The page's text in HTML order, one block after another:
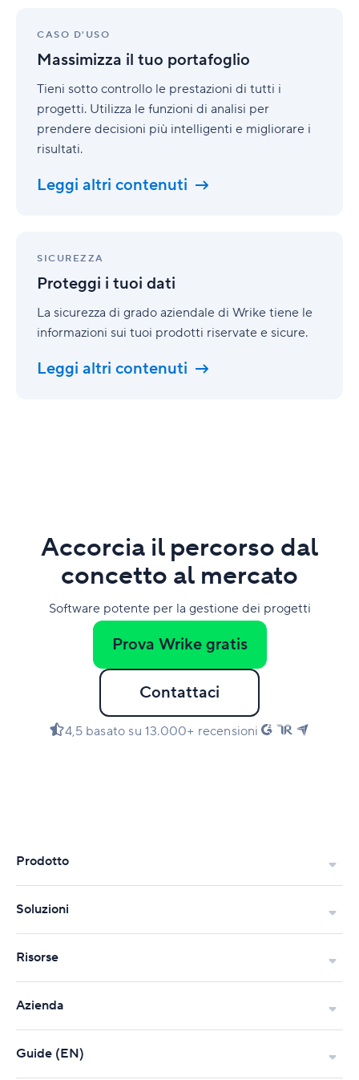
CASO D'USO
Massimizza il tuo portafoglio
Tieni sotto controllo le prestazioni di tutti i
progetti. Utilizza le funzioni di analisi per
prendere decisioni più intelligenti e migliorare i
risultati.
Leggi altri contenuti
portafoglio
SICUREZZA
Proteggi i tuoi dati
La sicurezza di grado aziendale di Wrike tiene le
informazioni sui tuoi prodotti riservate e sicure.
Leggi altri contenuti
tuoi
dati
Accorcia il percorso dal
concetto al mercato
Software potente per la gestione dei progetti
Prova Wrike gratis
Contattaci
4,5 basato su 13.000+ recensioni
Prodotto
Soluzioni
Risorse
Azienda
Guide (EN)